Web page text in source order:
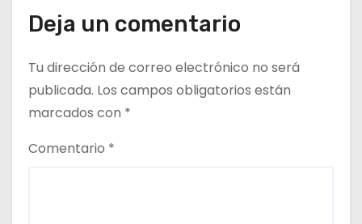
Deja un comentario
Tu dirección de correo electrónico no será
publicada. Los campos obligatorios están
marcados con *
Comentario *